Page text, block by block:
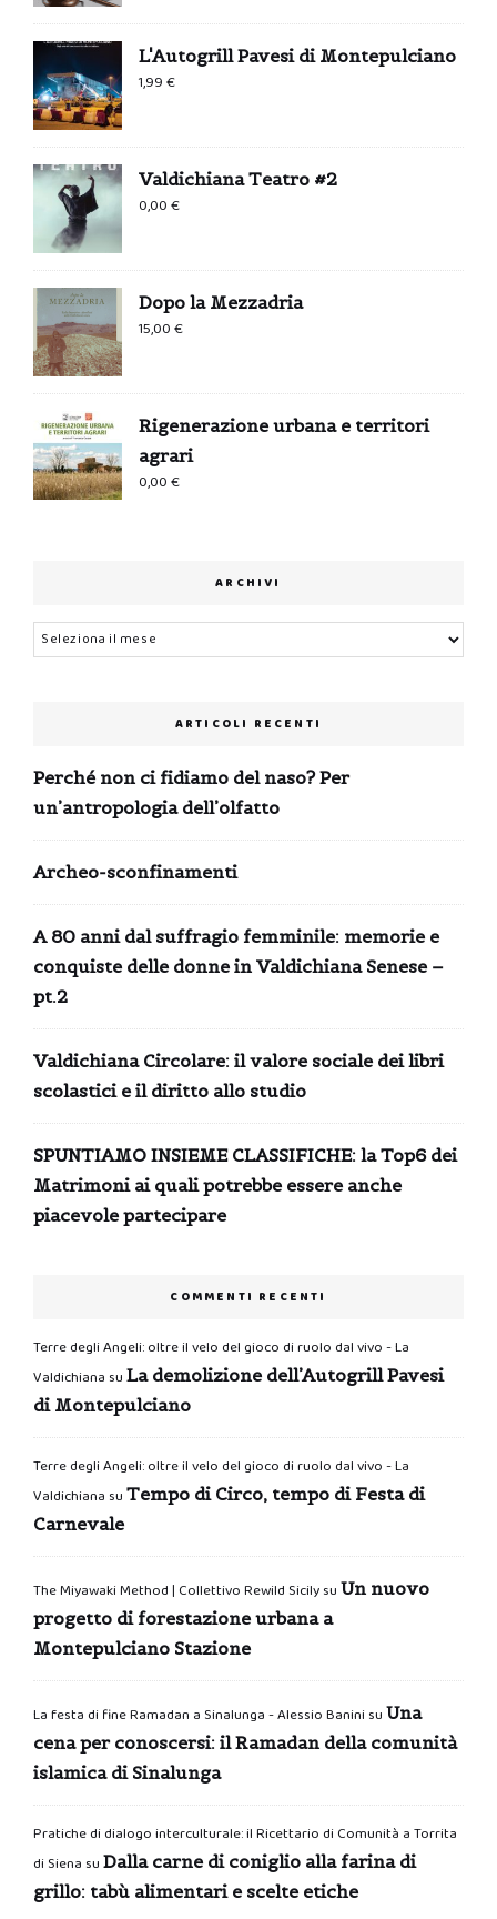
L'Autogrill Pavesi di Montepulciano
1,99€
Valdichiana Teatro #2
0,00€
Dopo la Mezzadria
15,00€
Rigenerazione urbana e territori
agrari
0,00€
ARCHIVI
Archivi
ARTICOLI RECENTI
Perché non ci fidiamo del naso? Per
un’antropologia dell’olfatto
Archeo-sconfinamenti
A 80 anni dal suffragio femminile: memorie e
conquiste delle donne in Valdichiana Senese –
pt.2
Valdichiana Circolare: il valore sociale dei libri
scolastici e il diritto allo studio
SPUNTIAMO INSIEME CLASSIFICHE: la Top6 dei
Matrimoni ai quali potrebbe essere anche
piacevole partecipare
COMMENTI RECENTI
Terre degli Angeli: oltre il velo del gioco di ruolo dal vivo - La
Valdichiana su La demolizione dell’Autogrill Pavesi
di Montepulciano
Terre degli Angeli: oltre il velo del gioco di ruolo dal vivo - La
Valdichiana su Tempo di Circo, tempo di Festa di
Carnevale
The Miyawaki Method | Collettivo Rewild Sicilysu Un nuovo
progetto di forestazione urbana a
Montepulciano Stazione
La festa di fine Ramadan a Sinalunga - Alessio Banini su Una
cena per conoscersi: il Ramadan della comunità
islamica di Sinalunga
Pratiche di dialogo interculturale: il Ricettario di Comunità a Torrita
di Siena su Dalla carne di coniglio alla farina di
grillo: tabù alimentari e scelte etiche